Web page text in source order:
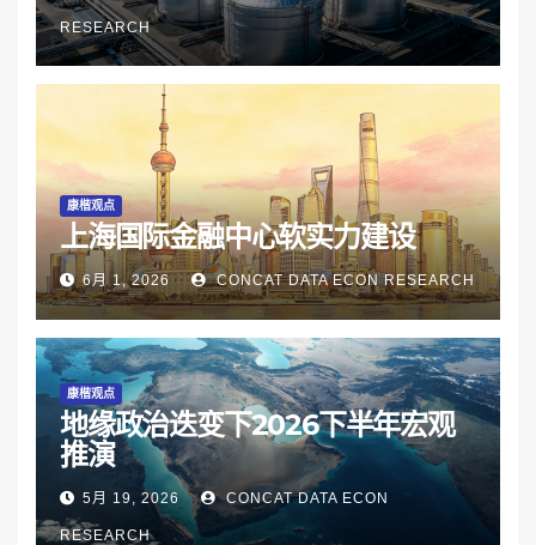
RESEARCH
康楷观点
上海国际金融中心软实力建设
6月 1, 2026 CONCAT DATA ECON RESEARCH
康楷观点
地缘政治迭变下2026下半年宏观
推演
5月 19, 2026 CONCAT DATA ECON
RESEARCH